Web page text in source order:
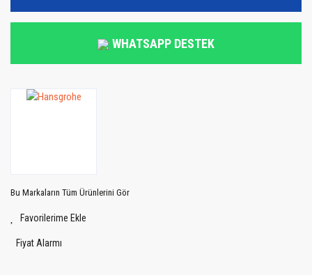
WHATSAPP DESTEK
Bu Markaların Tüm Ürünlerini Gör
Fiyat Alarmı